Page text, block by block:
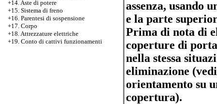
+14. Aste di potere
+15. Sistema di freno
+16. Parentesi di sospensione
+17. Corpo
+18. Attrezzature elettriche
+19. Conto di cattivi funzionamenti
assenza, usando
e la parte
Prima di nota di
coperture di
nella stessa
eliminazione
orientamento su
copertura).